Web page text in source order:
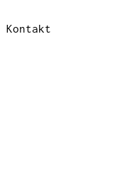
Kontakt